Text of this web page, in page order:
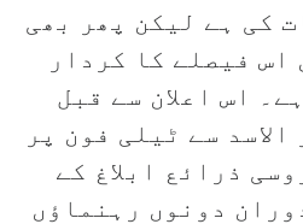
کی ہے لیکن پھر بھی
اس فیصلے کا کردار
اس اعلان سے قبل
سے ٹیلی فون پر
ذرائع ابلاغ کے
دونوں رہنماؤں